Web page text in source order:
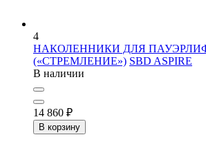
4
НАКОЛЕННИКИ ДЛЯ
(«СТРЕМЛЕНИЕ») SBD ASPIRE
В наличии
14 860 ₽
В корзину